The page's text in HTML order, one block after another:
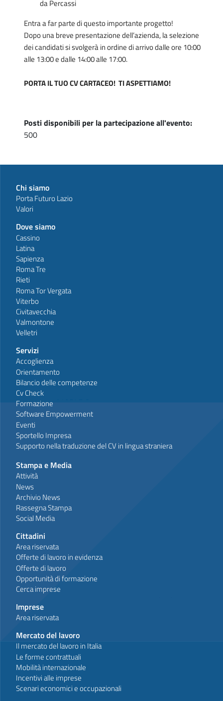
da Percassi
Entra a far parte di questo importante progetto!
Dopo una breve presentazione dell’azienda, la selezione
dei candidati si svolgerà in ordine di arrivo dalle ore 10:00
alle 13:00 e dalle 14:00 alle 17:00.
PORTA IL TUO CV CARTACEO! TI ASPETTIAMO!
Posti disponibili per la partecipazione all'evento:
500
Chi siamo
Porta Futuro Lazio
Valori
Dove siamo
Cassino
Latina
Sapienza
Roma Tre
Rieti
Roma Tor Vergata
Viterbo
Civitavecchia
Valmontone
Velletri
Servizi
Accoglienza
Orientamento
Bilancio delle competenze
Cv Check
Formazione
Software Empowerment
Eventi
Sportello Impresa
Supporto nella traduzione del CV in lingua straniera
Stampa e Media
Attività
News
Archivio News
Rassegna Stampa
Social Media
Cittadini
Area riservata
Offerte di lavoro in evidenza
Offerte di lavoro
Opportunità di formazione
Cerca imprese
Imprese
Area riservata
Mercato del lavoro
Il mercato del lavoro in Italia
Le forme contrattuali
Mobilità internazionale
Incentivi alle imprese
Scenari economici e occupazionali